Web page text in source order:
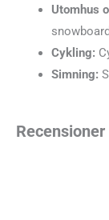
Utomhus
Cykling:
Simning:
Recensioner